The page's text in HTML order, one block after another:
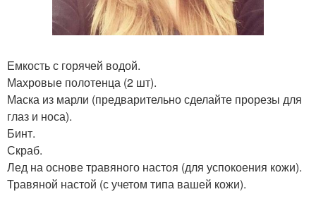
Емкость с горячей водой.
Махровые полотенца (2 шт).
Маска из марли (предварительно сделайте прорезы для
глаз и носа).
Бинт.
Скраб.
Лед на основе травяного настоя (для успокоения кожи).
Травяной настой (с учетом типа вашей кожи).